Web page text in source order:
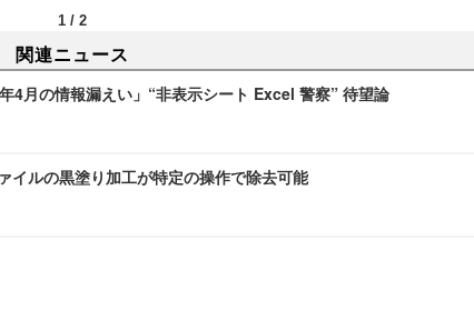
1 / 2
関連ニュース
4月の情報漏えい」“非表示シート Excel 警察” 待望論
イルの黒塗り加工が特定の操作で除去可能